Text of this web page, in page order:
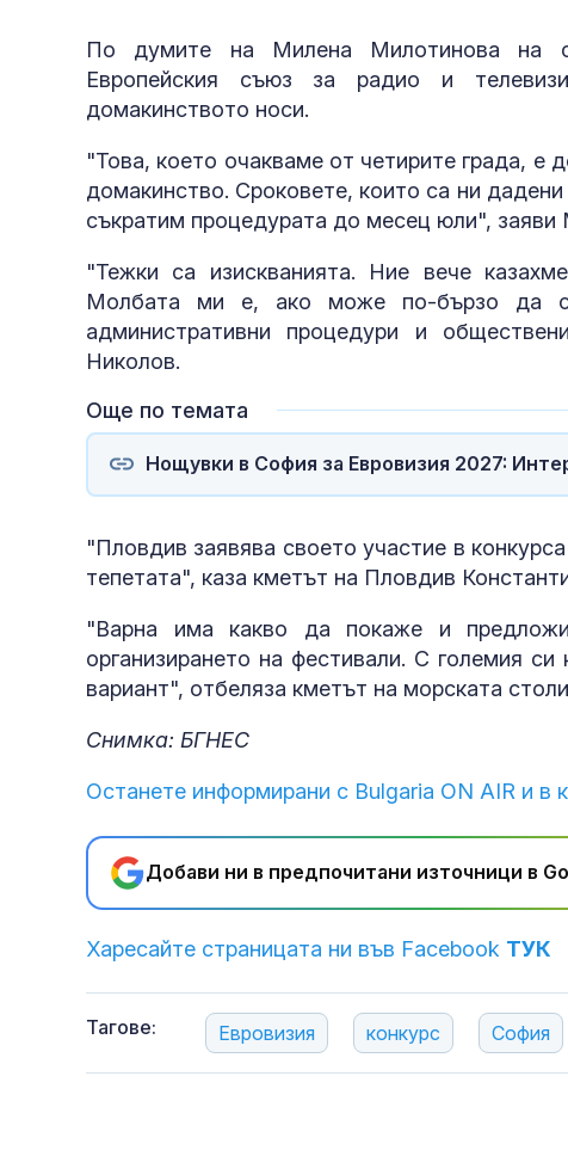
По думите на Милена Милотинова на
Европейския съюз за радио и
домакинството носи.
"Това, което очакваме от четирите града, е
домакинство. Сроковете, които са ни
съкратим процедурата до месец юли", заяви
"Тежки са изискванията. Ние вече
Молбата ми е, ако може по-бързо да
административни процедури и
Николов.
Още по темата
Нощувки в София за Евровизия 2027:
"Пловдив заявява своето участие в
тепетата", каза кметът на Пловдив
"Варна има какво да покаже и
организирането на фестивали. С големия
вариант", отбеляза кметът на морската
Снимка: БГНЕС
Останете информирани с Bulgaria ON AIR и в
Добави ни в предпочитани източници в
Харесайте страницата ни във Facebook ТУК
Тагове: Евровизия конкурс София